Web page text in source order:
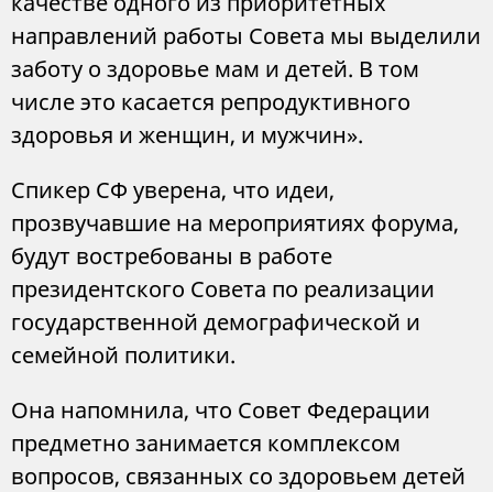
направлений работы Совета мы выделили
заботу о здоровье мам и детей. В том
числе это касается репродуктивного
здоровья и женщин, и мужчин».
Спикер СФ уверена, что идеи,
прозвучавшие на мероприятиях форума,
будут востребованы в работе
президентского Совета по реализации
государственной демографической и
семейной политики.
Она напомнила, что Совет Федерации
предметно занимается комплексом
вопросов, связанных со здоровьем детей